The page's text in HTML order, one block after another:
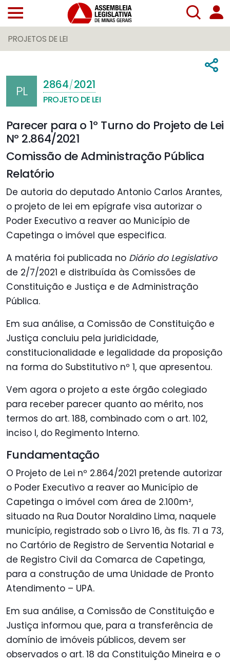
PROJETOS DE LEI
PL 2864/2021
PROJETO DE LEI
Parecer para o 1º Turno do Projeto de Lei
Nº 2.864/2021
Comissão de Administração Pública
Relatório
De autoria do deputado Antonio Carlos Arantes,
o projeto de lei em epígrafe visa autorizar o
Poder Executivo a reaver ao Município de
Capetinga o imóvel que especifica.
A matéria foi publicada no Diário do Legislativo
de 2/7/2021 e distribuída às Comissões de
Constituição e Justiça e de Administração
Pública.
Em sua análise, a Comissão de Constituição e
Justiça concluiu pela juridicidade,
constitucionalidade e legalidade da proposição
na forma do Substitutivo nº 1, que apresentou.
Vem agora o projeto a este órgão colegiado
para receber parecer quanto ao mérito, nos
termos do art. 188, combinado com o art. 102,
inciso I, do Regimento Interno.
Fundamentação
O Projeto de Lei nº 2.864/2021 pretende autorizar
o Poder Executivo a reaver ao Município de
Capetinga o imóvel com área de 2.100m²,
situado na Rua Doutor Noraldino Lima, naquele
município, registrado sob o Livro 16, às fls. 71 a 73,
no Cartório de Registro de Serventia Notarial e
de Registro Civil da Comarca de Capetinga,
para a construção de uma Unidade de Pronto
Atendimento – UPA.
Em sua análise, a Comissão de Constituição e
Justiça informou que, para a transferência de
domínio de imóveis públicos, devem ser
observados o art. 18 da Constituição Mineira e o